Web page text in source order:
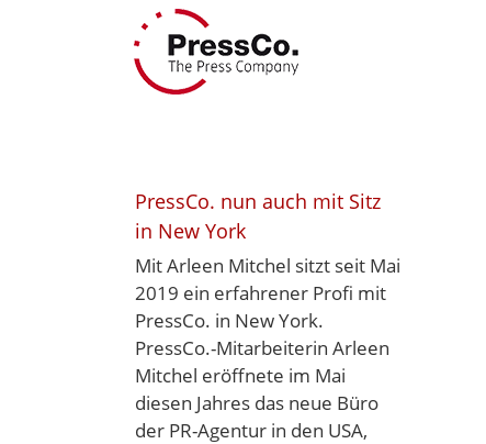
PressCo. nun auch mit Sitz
in New York
Mit Arleen Mitchel sitzt seit Mai
2019 ein erfahrener Profi mit
PressCo. in New York.
PressCo.-Mitarbeiterin Arleen
Mitchel eröffnete im Mai
diesen Jahres das neue Büro
der PR-Agentur in den USA,